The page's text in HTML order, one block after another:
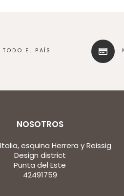
TODO EL PAÍS
NOSOTROS
esquina Herrera y Reissig
Design district
Punta del Este
42491759